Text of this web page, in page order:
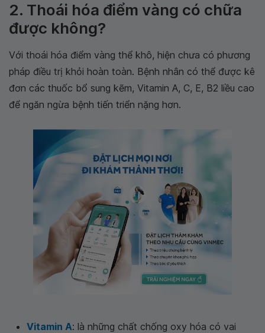
2. Thoái hóa điểm vàng có chữa
được không?
Với thoái hóa điểm vàng thể khô, hiện chưa có phương
pháp điều trị khỏi hoàn toàn. Bệnh nhân có thể được kê
đơn các thuốc bổ sung kẽm, Vitamin A, C, E, B2 liều cao
để ngăn ngừa bệnh tiến triển nặng hơn.
Vitamin A: là những chất chống oxy hóa có vai